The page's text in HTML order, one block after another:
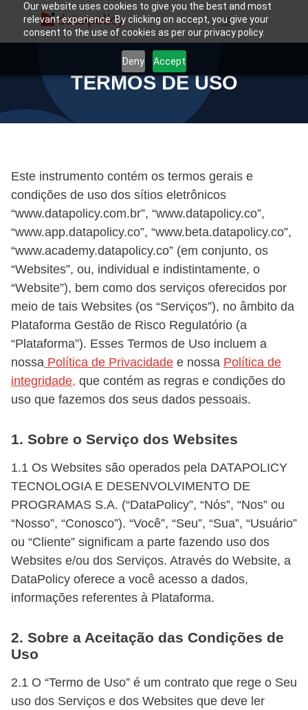
Our website uses cookies to give you the best and most
relevant experience. By clicking on accept, you give your
consent to the use of cookies as per our privacy policy.
Deny Accept
TERMOS DE USO
Este instrumento contém os termos gerais e
condições de uso dos sítios eletrônicos
“www.datapolicy.com.br”, “www.datapolicy.co”,
“www.app.datapolicy.co”, “www.beta.datapolicy.co”,
“www.academy.datapolicy.co” (em conjunto, os
“Websites”, ou, individual e indistintamente, o
“Website”), bem como dos serviços oferecidos por
meio de tais Websites (os “Serviços”), no âmbito da
Plataforma Gestão de Risco Regulatório (a
“Plataforma”). Esses Termos de Uso incluem a
nossa Política de Privacidade e nossa Política de
integridade, que contém as regras e condições do
uso que fazemos dos seus dados pessoais.
1. Sobre o Serviço dos Websites
1.1 Os Websites são operados pela DATAPOLICY
TECNOLOGIA E DESENVOLVIMENTO DE
PROGRAMAS S.A. (“DataPolicy”, “Nós”, “Nos” ou
“Nosso”, “Conosco”). “Você”, “Seu”, “Sua”, “Usuário”
ou “Cliente” significam a parte fazendo uso dos
Websites e/ou dos Serviços. Através do Website, a
DataPolicy oferece a você acesso a dados,
informações referentes à Plataforma.
2. Sobre a Aceitação das Condições de
Uso
2.1 O “Termo de Uso” é um contrato que rege o Seu
uso dos Serviços e dos Websites que deve ler